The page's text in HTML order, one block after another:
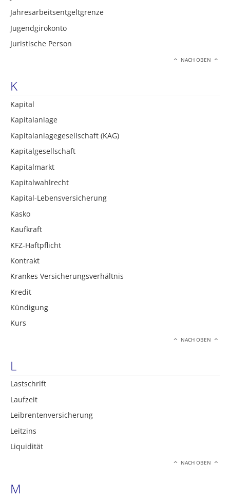
Jahresarbeitsentgeltgrenze
Jugendgirokonto
Juristische Person
NACH OBEN
K
Kapital
Kapitalanlage
Kapitalanlagegesellschaft (KAG)
Kapitalgesellschaft
Kapitalmarkt
Kapitalwahlrecht
Kapital-Lebensversicherung
Kasko
Kaufkraft
KFZ-Haftpflicht
Kontrakt
Krankes Versicherungsverhältnis
Kredit
Kündigung
Kurs
NACH OBEN
L
Lastschrift
Laufzeit
Leibrentenversicherung
Leitzins
Liquidität
NACH OBEN
M